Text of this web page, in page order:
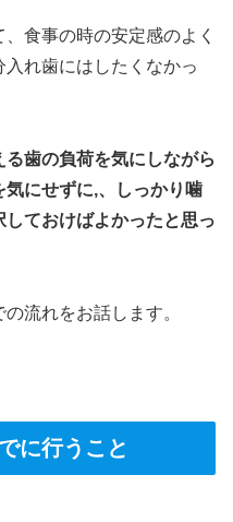
食事の時の安定感のよく
れ歯にはしたくなかっ
歯の負荷を気にしながら
にせずに,、しっかり噛
ておけばよかったと思っ
流れをお話します。
に行うこと